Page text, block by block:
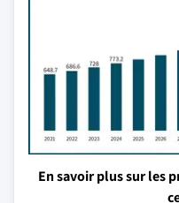
En savoir plus sur les